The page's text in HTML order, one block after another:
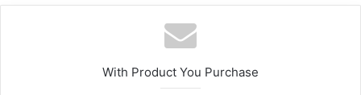
With Product You Purchase